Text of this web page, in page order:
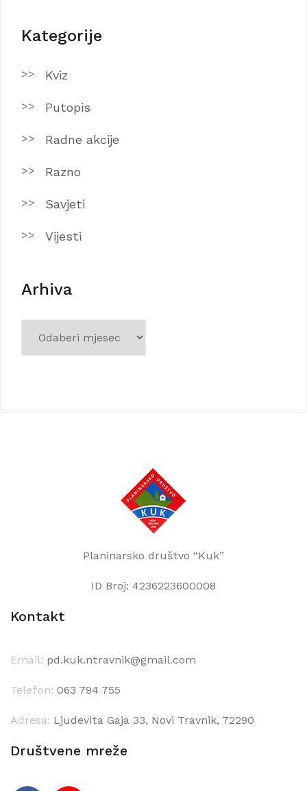
Kategorije
Kviz
Putopis
Radne akcije
Razno
Savjeti
Vijesti
Arhiva
Planinarsko društvo “Kuk”
ID Broj: 4236223600008
Kontakt
Email: pd.kuk.ntravnik@gmail.com
Telefon: 063 794 755
Adresa: Ljudevita Gaja 33, Novi Travnik, 72290
Društvene mreže